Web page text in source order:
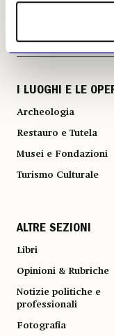
I LUOGHI E LE
Archeologia
Restauro e Tutela
Musei e Fondazioni
Turismo Culturale
ALTRE SEZIONI
Libri
Opinioni & Rubriche
Notizie politiche e
professionali
Fotografia